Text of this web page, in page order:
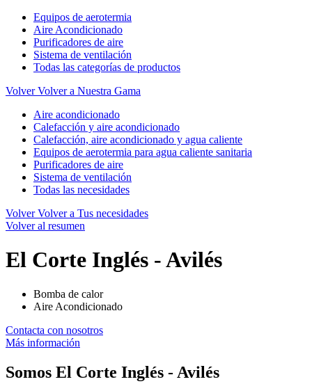
Equipos de aerotermia
Aire Acondicionado
Purificadores de aire
Sistema de ventilación
Todas las categorías de productos
Volver Volver a Nuestra Gama
Aire acondicionado
Calefacción y aire acondicionado
Calefacción, aire acondicionado y agua caliente
Equipos de aerotermia para agua caliente sanitaria
Purificadores de aire
Sistema de ventilación
Todas las necesidades
Volver Volver a Tus necesidades
Volver al resumen
El Corte Inglés - Avilés
Bomba de calor
Aire Acondicionado
Contacta con nosotros
Más información
Somos El Corte Inglés - Avilés